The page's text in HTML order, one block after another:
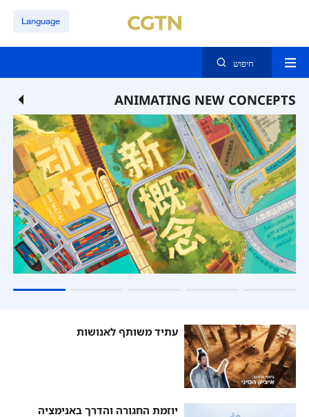
Language
חיפוש
ANIMATING NEW CONCEPTS
עתיד משותף לאנושות
יוזמת החגורה והדרך באנימציה